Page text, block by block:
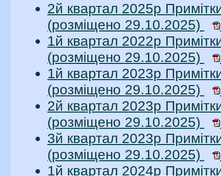
2й квартал 2025р
(розміщено 29.10.2025)
1й квартал 2022р
(розміщено 29.10.2025)
1й квартал 2023р
(розміщено 29.10.2025)
2й квартал 2023р
(розміщено 29.10.2025)
3й квартал 2023р
(розміщено 29.10.2025)
1й квартал 2024р